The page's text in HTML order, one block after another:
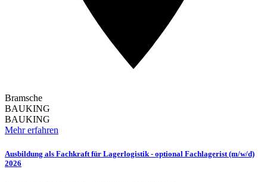
Bramsche
BAUKING
BAUKING
Mehr erfahren
Ausbildung als Fachkraft für Lagerlogistik - optional Fachlagerist (m/w/d)
2026